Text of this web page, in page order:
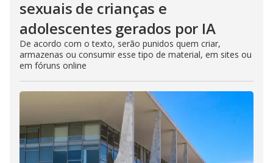
sexuais de crianças e
adolescentes gerados por IA
De acordo com o texto, serão punidos quem criar,
armazenas ou consumir esse tipo de material, em sites ou
em fóruns online